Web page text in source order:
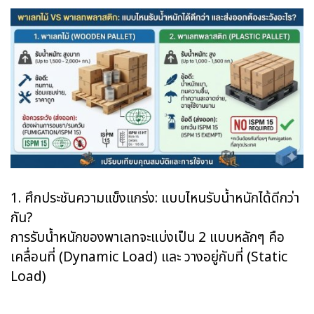
1. ศึกประชันความแข็งแกร่ง: แบบไหนรับน้ำหนักได้ดีกว่า
กัน?
การรับน้ำหนักของพาเลทจะแบ่งเป็น 2 แบบหลักๆ คือ
เคลื่อนที่ (Dynamic Load) และ วางอยู่กับที่ (Static
Load)